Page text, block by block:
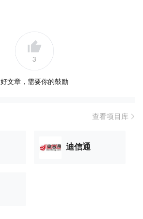
3
好文章，需要你的鼓励
查看项目库
迪信通